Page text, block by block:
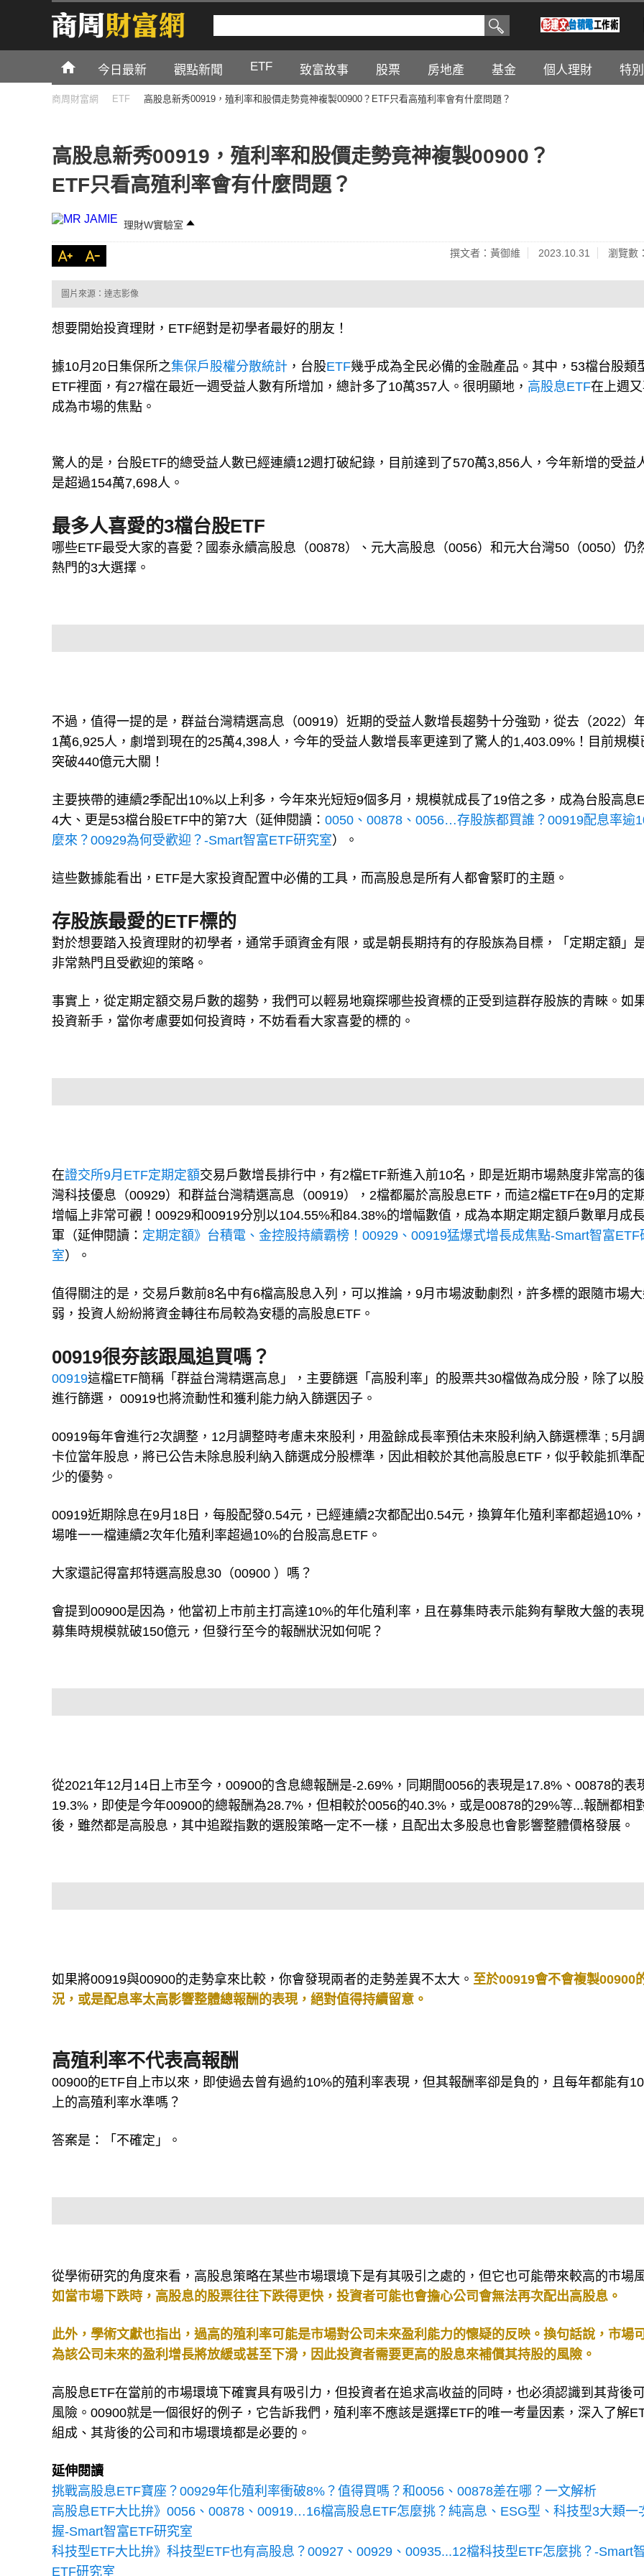
今日最新 觀點新聞 ETF 致富故事 股票 房地產 基金 個人理財 特
商周財富網 ETF 高股息新秀00919，殖利率和股價走勢竟神複製00900？ETF只看高殖利率會有什麼問題？
高股息新秀00919，殖利率和股價走勢竟神複製00900？
ETF只看高殖利率會有什麼問題？
理財W實驗室
撰文者：黃御維 2023.10.31 瀏覽數
圖片來源：達志影像
想要開始投資理財，ETF絕對是初學者最好的朋友！
據10月20日集保所之集保戶股權分散統計 ，台股ETF幾乎成為全民必備的金融產品。其中，53檔台股類
ETF裡面，有27檔在最近一週受益人數有所增加，總計多了10萬357人。很明顯地， 高股息ETF在上週
成為市場的焦點。
驚人的是，台股ETF的總受益人數已經連續12週打破紀錄，目前達到了570萬3,856人，今年新增的受益
是超過154萬7,698人。
最多人喜愛的3檔台股ETF
哪些ETF最受大家的喜愛？國泰永續高股息（00878）、元大高股息（0056）和元大台灣50（0050）仍
熱門的3大選擇。
不過，值得一提的是，群益台灣精選高息（00919）近期的受益人數增長趨勢十分強勁，從去（2022）
1萬6,925人，劇增到現在的25萬4,398人，今年的受益人數增長率更達到了驚人的1,403.09%！目前規模
突破440億元大關！
主要挾帶的連續2季配出10%以上利多，今年來光短短9個多月，規模就成長了19倍之多，成為台股高息
4大、更是53檔台股ETF中的第7大（延伸閱讀： 0050、00878、0056…存股族都買誰？00919配息率逾
麼來？00929為何受歡迎？-Smart智富ETF研究室）。
這些數據能看出，ETF是大家投資配置中必備的工具，而高股息是所有人都會緊盯的主題。
存股族最愛的ETF標的
對於想要踏入投資理財的初學者，通常手頭資金有限，或是朝長期持有的存股族為目標，「定期定額」
非常熱門且受歡迎的策略。
事實上，從定期定額交易戶數的趨勢，我們可以輕易地窺探哪些投資標的正受到這群存股族的青睞。如
投資新手，當你考慮要如何投資時，不妨看看大家喜愛的標的。
在證交所9月ETF定期定額交易戶數增長排行中，有2檔ETF新進入前10名，即是近期市場熱度非常高的
灣科技優息（00929）和群益台灣精選高息（00919），2檔都屬於高股息ETF，而這2檔ETF在9月的定
增幅上非常可觀！00929和00919分別以104.55%和84.38%的增幅數值，成為本期定期定額戶數單月成
軍（延伸閱讀： 定期定額》台積電、金控股持續霸榜！00929、00919猛爆式增長成焦點-Smart智富ETF
室）。
值得關注的是，交易戶數前8名中有6檔高股息入列，可以推論，9月市場波動劇烈，許多標的跟隨市場
弱，投資人紛紛將資金轉往布局較為安穩的高股息ETF。
00919很夯該跟風追買嗎？
00919這檔ETF簡稱「群益台灣精選高息」，主要篩選「高股利率」的股票共30檔做為成分股，除了以
進行篩選， 00919也將流動性和獲利能力納入篩選因子。
00919每年會進行2次調整，12月調整時考慮未來股利，用盈餘成長率預估未來股利納入篩選標準 ; 5月
卡位當年股息，將已公告未除息股利納入篩選成分股標準，因此相較於其他高股息ETF，似乎較能抓準
少的優勢。
00919近期除息在9月18日，每股配發0.54元，已經連續2次都配出0.54元，換算年化殖利率都超過10%
場唯一一檔連續2次年化殖利率超過10%的台股高息ETF。
大家還記得富邦特選高股息30（00900 ）嗎？
會提到00900是因為，他當初上市前主打高達10%的年化殖利率，且在募集時表示能夠有擊敗大盤的表
募集時規模就破150億元，但發行至今的報酬狀況如何呢？
從2021年12月14日上市至今，00900的含息總報酬是-2.69%，同期間0056的表現是17.8%、00878的表
19.3%，即使是今年00900的總報酬為28.7%，但相較於0056的40.3%，或是00878的29%等...報酬都相
後，雖然都是高股息，其中追蹤指數的選股策略一定不一樣，且配出太多股息也會影響整體價格發展。
如果將00919與00900的走勢拿來比較，你會發現兩者的走勢差異不太大。 至於00919會不會複製00900
況，或是配息率太高影響整體總報酬的表現，絕對值得持續留意。
高殖利率不代表高報酬
00900的ETF自上市以來，即使過去曾有過約10%的殖利率表現，但其報酬率卻是負的，且每年都能有
上的高殖利率水準嗎？
答案是：「不確定」。
從學術研究的角度來看，高股息策略在某些市場環境下是有其吸引之處的，但它也可能帶來較高的市場
如當市場下跌時，高股息的股票往往下跌得更快，投資者可能也會擔心公司會無法再次配出高股息。
此外，學術文獻也指出，過高的殖利率可能是市場對公司未來盈利能力的懷疑的反映。換句話說，市場
為該公司未來的盈利增長將放緩或甚至下滑，因此投資者需要更高的股息來補償其持股的風險。
高股息ETF在當前的市場環境下確實具有吸引力，但投資者在追求高收益的同時，也必須認識到其背後
風險。00900就是一個很好的例子，它告訴我們，殖利率不應該是選擇ETF的唯一考量因素，深入了解
組成、其背後的公司和市場環境都是必要的。
延伸閱讀
挑戰高股息ETF寶座？00929年化殖利率衝破8%？值得買嗎？和0056、00878差在哪？一文解析
高股息ETF大比拚》0056、00878、00919…16檔高股息ETF怎麼挑？純高息、ESG型、科技型3大類一
握-Smart智富ETF研究室
科技型ETF大比拚》科技型ETF也有高股息？00927、00929、00935...12檔科技型ETF怎麼挑？-Smart
ETF研究室